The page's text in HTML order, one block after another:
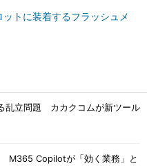
トに装着するフラッシュメ
乱立問題 カカクコムが新ツール
M365 Copilotが「効く業務」と